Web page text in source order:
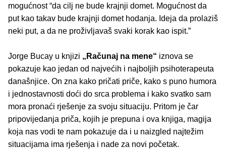
mogućnost “da cilj ne bude krajnji domet. Mogućnost da
put kao takav bude krajnji domet hodanja. Ideja da prolaziš
neki put, a da ne proživljavaš svaki korak kao ispit.”
Jorge Bucay u knjizi „Računaj na mene“ iznova se
pokazuje kao jedan od najvećih i najboljih psihoterapeuta
današnjice. On zna kako pričati priče, kako s puno humora
i jednostavnosti doći do srca problema i kako svatko sam
mora pronaći rješenje za svoju situaciju. Pritom je čar
pripovijedanja priča, kojih je prepuna i ova knjiga, magija
koja nas vodi te nam pokazuje da i u naizgled najtežim
situacijama ima rješenja i nade za novi početak.